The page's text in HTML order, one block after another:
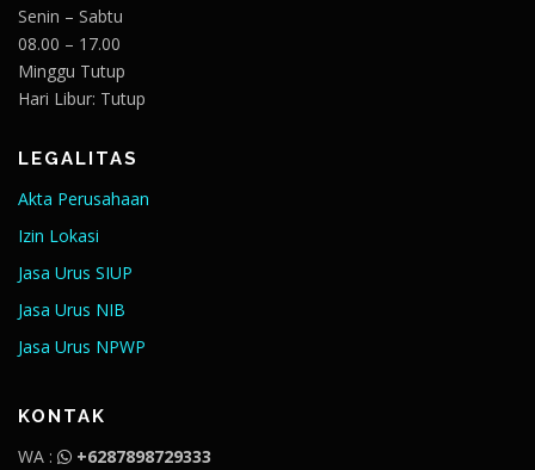
Senin – Sabtu
08.00 – 17.00
Minggu Tutup
Hari Libur: Tutup
LEGALITAS
Akta Perusahaan
Izin Lokasi
Jasa Urus SIUP
Jasa Urus NIB
Jasa Urus NPWP
KONTAK
WA : +6287898729333